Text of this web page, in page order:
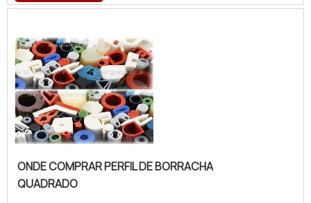
pesquisa na internet por comprar perfil de
com os serviços, encontra na internet a
Brasil Vedação. Com grande know-how
focado em bor...
ONDE COMPRAR PERFIL DE BORRACHA
QUADRADO